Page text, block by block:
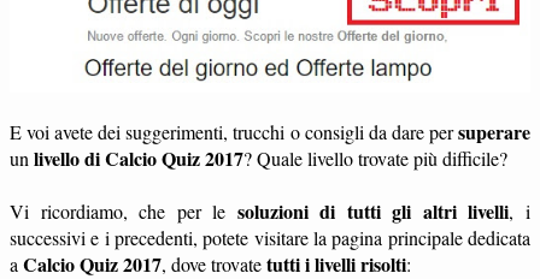
E voi avete dei suggerimenti, trucchi o consigli da dare persuperare
un livello di Calcio Quiz 2017? Quale livello trovate più difficile?
Vi ricordiamo, che per le soluzioni di tutti gli altri livelli, i
successivi e i precedenti, potete visitare la pagina principale dedicata
a Calcio Quiz 2017, dove trovatetutti i livelli risolti: